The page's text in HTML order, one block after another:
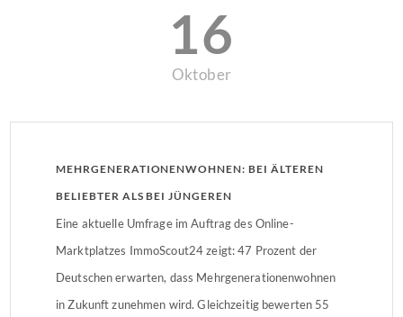
16
Oktober
MEHRGENERATIONENWOHNEN: BEI ÄLTEREN
BELIEBTER ALS BEI JÜNGEREN
Eine aktuelle Umfrage im Auftrag des Online-
Marktplatzes ImmoScout24 zeigt: 47 Prozent der
Deutschen erwarten, dass Mehrgenerationenwohnen
in Zukunft zunehmen wird. Gleichzeitig bewerten 55